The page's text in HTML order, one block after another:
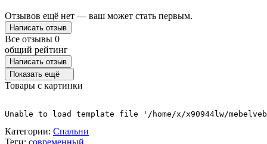
Отзывов ещё нет — ваш может стать первым.
Написать отзыв
Все отзывы 0
общий рейтинг
Написать отзыв
Показать ещё
Товары с картинки
Unable to load template file '/home/x/x90944lw/
Категории: Спальни
Теги: современный